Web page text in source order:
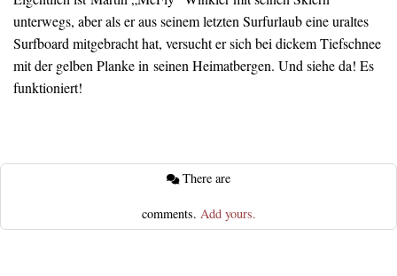
unterwegs, aber als er aus seinem letzten Surfurlaub eine uraltes
Surfboard mitgebracht hat, versucht er sich bei dickem Tiefschnee
mit der gelben Planke in seinen Heimatbergen. Und siehe da! Es
funktioniert!
comments. Add yours.